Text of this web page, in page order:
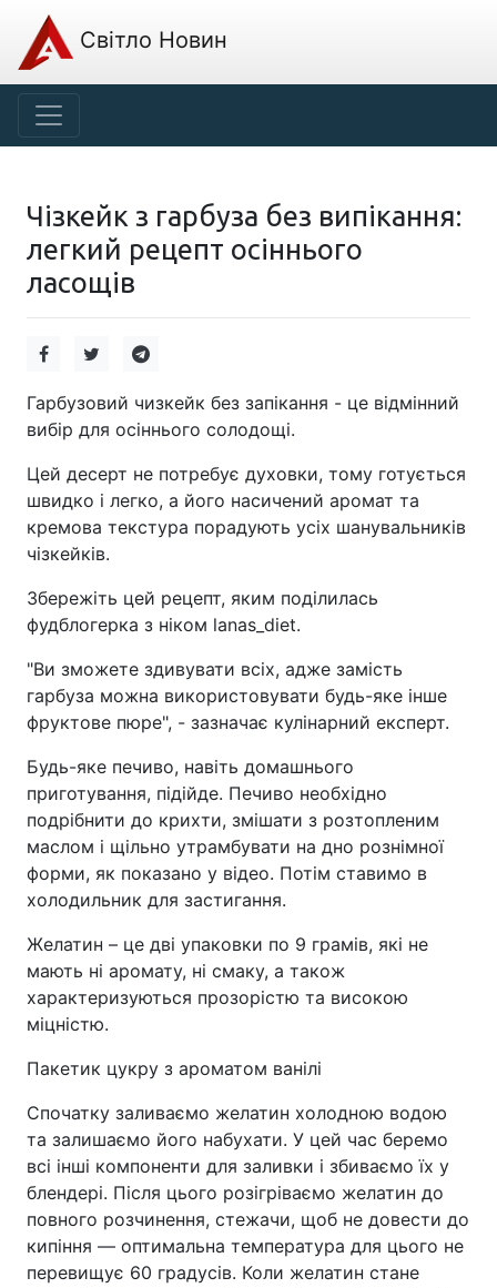
Світло Новин
Чізкейк з гарбуза без випікання:
легкий рецепт осіннього
ласощів
Гарбузовий чизкейк без запікання - це відмінний
вибір для осіннього солодощі.
Цей десерт не потребує духовки, тому готується
швидко і легко, а його насичений аромат та
кремова текстура порадують усіх шанувальників
чізкейків.
Збережіть цей рецепт, яким поділилась
фудблогерка з ніком lanas_diet.
"Ви зможете здивувати всіх, адже замість
гарбуза можна використовувати будь-яке інше
фруктове пюре", - зазначає кулінарний експерт.
Будь-яке печиво, навіть домашнього
приготування, підійде. Печиво необхідно
подрібнити до крихти, змішати з розтопленим
маслом і щільно утрамбувати на дно рознімної
форми, як показано у відео. Потім ставимо в
холодильник для застигання.
Желатин – це дві упаковки по 9 грамів, які не
мають ні аромату, ні смаку, а також
характеризуються прозорістю та високою
міцністю.
Пакетик цукру з ароматом ванілі
Спочатку заливаємо желатин холодною водою
та залишаємо його набухати. У цей час беремо
всі інші компоненти для заливки і збиваємо їх у
блендері. Після цього розігріваємо желатин до
повного розчинення, стежачи, щоб не довести до
кипіння — оптимальна температура для цього не
перевищує 60 градусів. Коли желатин стане